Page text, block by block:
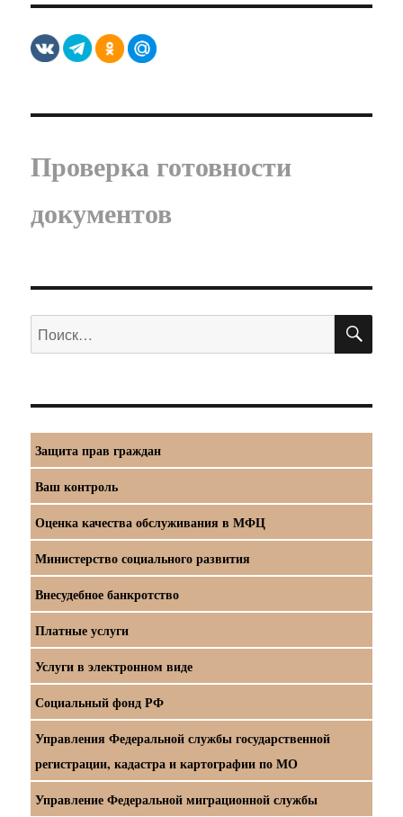
Проверка готовности
документов
Искать:
Защита прав граждан
Ваш контроль
Оценка качества обслуживания в МФЦ
Министерство социального развития
Внесудебное банкротство
Платные услуги
Услуги в электронном виде
Социальный фонд РФ
Управления Федеральной службы государственной
регистрации, кадастра и картографии по МО
Управление Федеральной миграционной службы